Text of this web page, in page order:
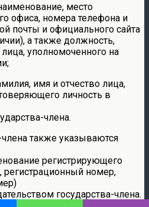
место
офиса, номера телефона и
почты и официального сайта
а также должность,
уполномоченного на
имя и отчество лица,
личность в
члена.
также указываются
регистрирующего
регистрационный номер,
государства-члена.